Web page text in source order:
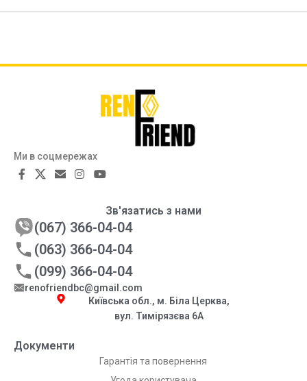
Ми в соцмережах
Документи
Гарантія та повернення
Зв'язатись з нами
(067) 366-04-04
(063) 366-04-04
(099) 366-04-04
renofriendbc@gmail.com
Київська обл., м. Біла Церква,
вул. Тимірязєва 6А